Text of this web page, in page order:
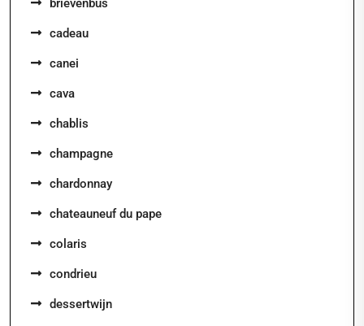
brievenbus
cadeau
canei
cava
chablis
champagne
chardonnay
chateauneuf du pape
colaris
condrieu
dessertwijn